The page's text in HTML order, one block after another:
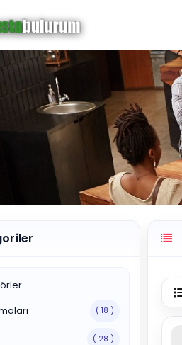
( 18 )
( 28 )